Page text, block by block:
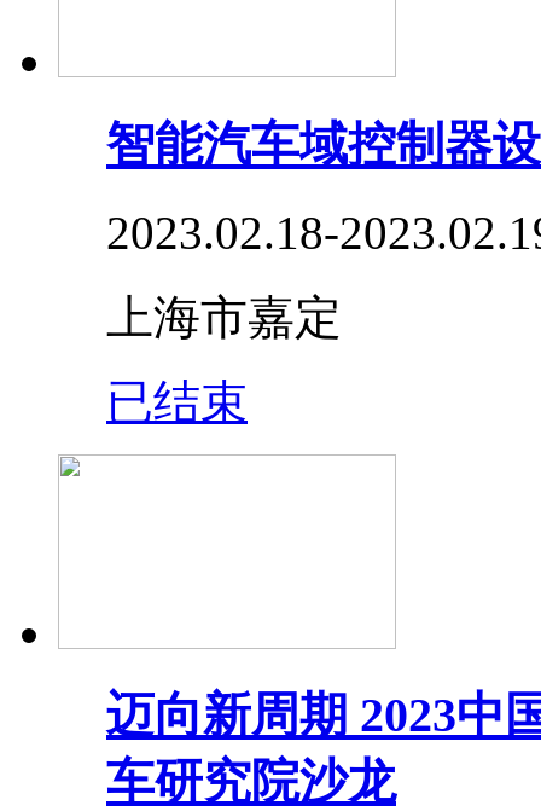
智能汽车域控制器
2023.02.18-
上海市嘉定
已结束
迈向新周期 2023中
车研究院沙龙